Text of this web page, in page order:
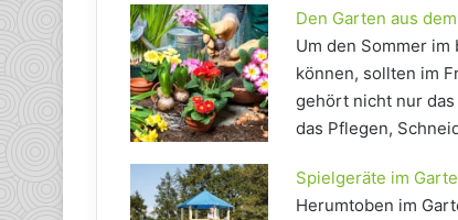
Den Garten aus
Um den Sommer
können, sollten im
gehört nicht nur
das Pflegen,
Spielgeräte im
Herumtoben im